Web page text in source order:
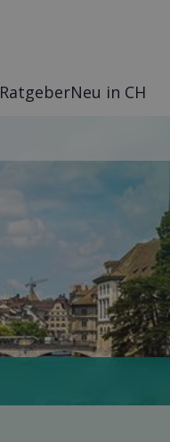
Rat­geberNeu in CH